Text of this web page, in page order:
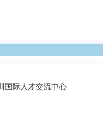
国际人才交流中心